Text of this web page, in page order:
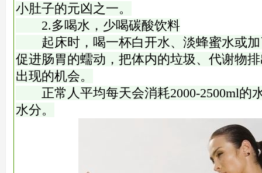
小肚子的元凶之一。
2.多喝水，少喝碳酸饮料
起床时，喝一杯白开水、淡蜂蜜水或加
促进肠胃的蠕动，把体内的垃圾、代谢物
出现的机会。
正常人平均每天会消耗2000-2500ml的
水分。